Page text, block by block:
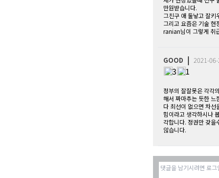
만원받습니다.
그친구 애 둘낳고 잘
그리고 요즘은 기술 현
ranian님이 그렇게 취
GOOD |2021-
3 1
정부의 잘잘못은 각각
해서 짜마추는 듯한 느
다 최선이 없으면 차선
힘이라고 생각하시나
각합니다. 정권만 갖을
않습니다.